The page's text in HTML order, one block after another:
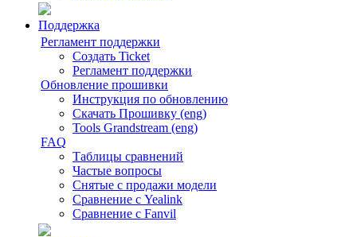
Поддержка
Регламент поддержки
Создать Ticket
Регламент поддержки
Обновление прошивки
Инструкция по обновлению
Скачать Прошивку (eng)
Tools Grandstream (eng)
FAQ
Таблицы сравнений
Частые вопросы
Снятые с продажи модели
Сравнение с Yealink
Сравнение с Fanvil